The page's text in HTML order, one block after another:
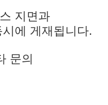
지면과
에 게재됩니다.
문의